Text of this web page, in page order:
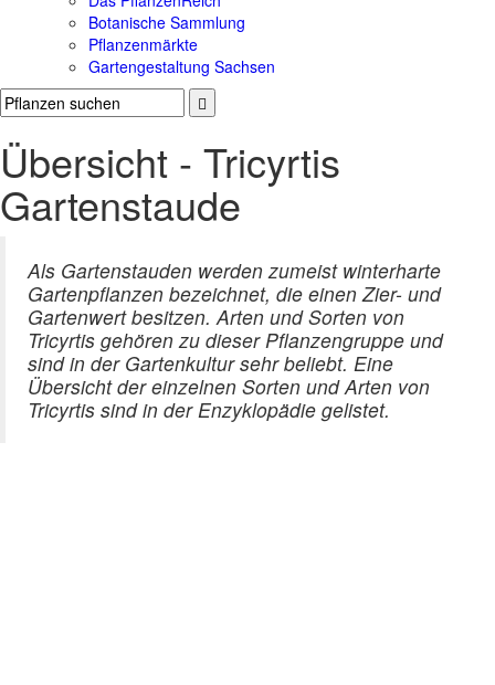
Botanische Sammlung
Pflanzenmärkte
Gartengestaltung Sachsen
Übersicht - Tricyrtis
Gartenstaude
Als Gartenstauden werden zumeist winterharte
Gartenpflanzen bezeichnet, die einen Zier- und
Gartenwert besitzen. Arten und Sorten von
Tricyrtis gehören zu dieser Pflanzengruppe und
sind in der Gartenkultur sehr beliebt. Eine
Übersicht der einzelnen Sorten und Arten von
Tricyrtis sind in der Enzyklopädie gelistet.